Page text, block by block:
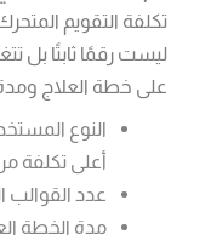
تكلفة التقويم
ليست رقمًا ثابتًا بل
على خطة العلاج
النوع
أعلى تكلفة
عدد القوالب
مدة الخطة